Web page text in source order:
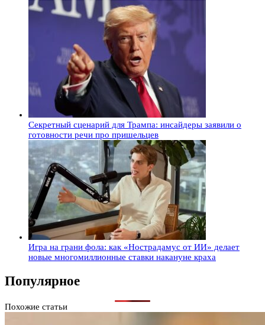
Секретный сценарий для Трампа: инсайдеры заявили о
готовности речи про пришельцев
Игра на грани фола: как «Нострадамус от ИИ» делает
новые многомиллионные ставки накануне краха
Популярное
Похожие статьи